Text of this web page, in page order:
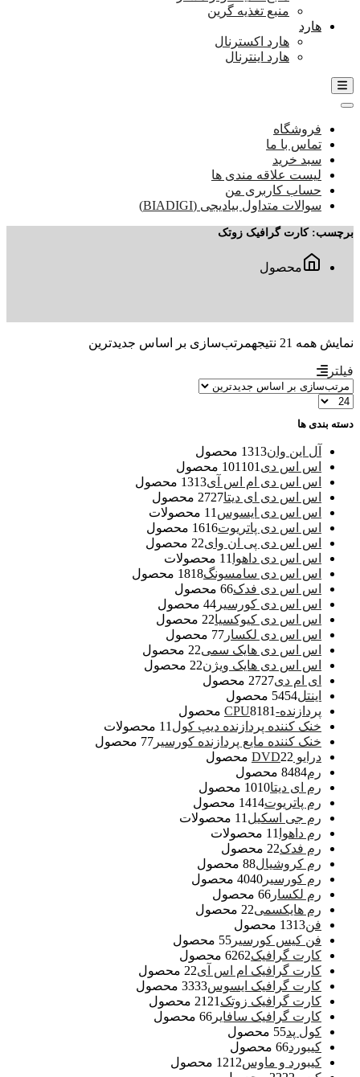
منبع تغذیه گرین
هارد
هارد اکسترنال
هارد اینترنال
فروشگاه
تماس با ما
سبد خرید
لیست علاقه مندی ها
حساب کاربری من
سوالات متداول بیادیجی (BIADIGI)
برچسب:کارت گرافیک زوتک
محصول
نمایش همه 21 نتیجه مرتب‌سازی بر اساس جدیدترین
فیلتر
دسته بندی ها
آل این وان 1313 محصول
اس اس دی
101 101 محصول
اس اس دی ام اس آی
1313 محصول
اس اس دی ای دیتا
2727 محصول
اس اس دی ایسوس
1 1 محصولات
اس اس دی پاتریوت
1616 محصول
اس اس دی پی ان وای 22 محصول
اس اس دی داهوا
1 1 محصولات
اس اس دی سامسونگ
1818 محصول
اس اس دی فدک 66 محصول
اس اس دی کورسیر
44 محصول
اس اس دی کیوکسیا 22 محصول
اس اس دی لکسار
77 محصول
اس اس دی هایک سمی 22 محصول
اس اس دی هایک ویژن 22 محصول
ای ام دی
2727 محصول
اینتل
5454 محصول
پردازنده-CPU
8181 محصول
خنک کننده پردازنده دیپ کول
1 1 محصولات
خنک کننده مایع پردازنده کورسیر
77 محصول
درایو DVD
22 محصول
رم
8484 محصول
رم ای دیتا
1010 محصول
رم پاتریوت
1414 محصول
رم جی اسکیل
1 1 محصولات
رم داهوا
1 1 محصولات
رم فدک 22 محصول
رم کروشیال 88 محصول
رم کورسیر
4040 محصول
رم لکسار
66 محصول
رم هایکسمی 22 محصول
فن
1313 محصول
فن کیس کورسیر
55 محصول
کارت گرافیک
6262 محصول
کارت گرافیک ام اس آی 22 محصول
کارت گرافیک ایسوس
3333 محصول
کارت گرافیک زوتک
21 21 محصول
کارت گرافیک سافایر
66 محصول
کول پد 55 محصول
کیبورد 66 محصول
کیبورد و ماوس
1212 محصول